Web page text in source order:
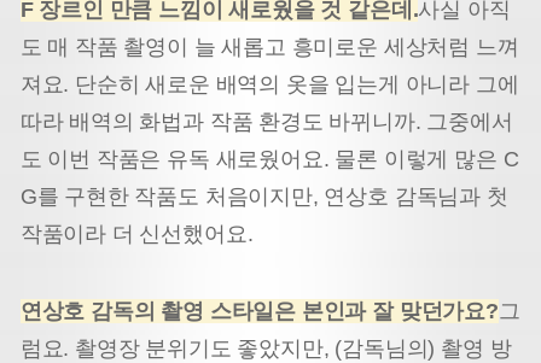
F 장르인 만큼 느낌이 새로웠을 것 같은데.사실 아직
도 매 작품 촬영이 늘 새롭고 흥미로운 세상처럼 느껴
져요. 단순히 새로운 배역의 옷을 입는게 아니라 그에
따라 배역의 화법과 작품 환경도 바뀌니까. 그중에서
도 이번 작품은 유독 새로웠어요. 물론 이렇게 많은 C
G를 구현한 작품도 처음이지만, 연상호 감독님과 첫
작품이라 더 신선했어요.
연상호 감독의 촬영 스타일은 본인과 잘 맞던가요?그
럼요. 촬영장 분위기도 좋았지만, (감독님의) 촬영 방